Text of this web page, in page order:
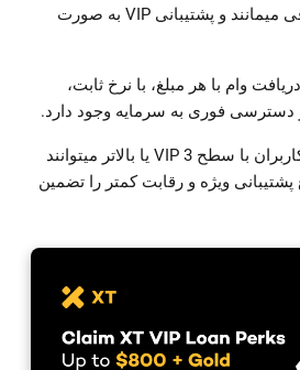
اجبار به لیکویید شدن باقی میمانند و پشتیبانی VIP به صورت
وام با هر مبلغ، با نرخ ثابت،
و دسترسی فوری به سرمایه وجود دارد.
فقط کاربران با سطح VIP 3 یا بالاتر میتوانند
ویژه و رقابت کمتر را تضمین